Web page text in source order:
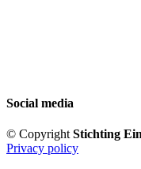
Social media
© Copyright Stichting
Privacy policy